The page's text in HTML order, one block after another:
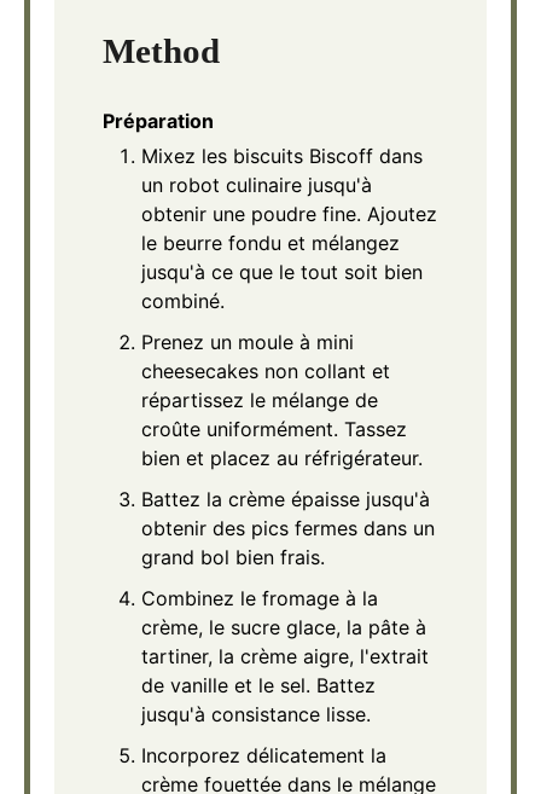
Method
Préparation
Mixez les biscuits Biscoff dans
un robot culinaire jusqu'à
obtenir une poudre fine. Ajoutez
le beurre fondu et mélangez
jusqu'à ce que le tout soit bien
combiné.
Prenez un moule à mini
cheesecakes non collant et
répartissez le mélange de
croûte uniformément. Tassez
bien et placez au réfrigérateur.
Battez la crème épaisse jusqu'à
obtenir des pics fermes dans un
grand bol bien frais.
Combinez le fromage à la
crème, le sucre glace, la pâte à
tartiner, la crème aigre, l'extrait
de vanille et le sel. Battez
jusqu'à consistance lisse.
Incorporez délicatement la
crème fouettée dans le mélange